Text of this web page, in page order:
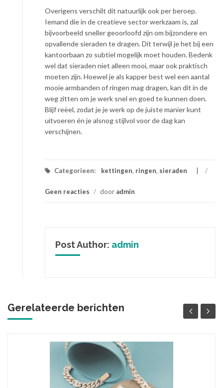
Overigens verschilt dit natuurlijk ook per beroep.
Iemand die in de creatieve sector werkzaam is, zal
bijvoorbeeld sneller geoorloofd zijn om bijzondere en
opvallende sieraden te dragen. Dit terwijl je het bij een
kantoorbaan zo subtiel mogelijk moet houden. Bedenk
wel dat sieraden niet alleen mooi, maar ook praktisch
moeten zijn. Hoewel je als kapper best wel een aantal
mooie armbanden of ringen mag dragen, kan dit in de
weg zitten om je werk snel en goed te kunnen doen.
Blijf reëel, zodat je je werk op de juiste manier kunt
uitvoeren én je alsnog stijlvol voor de dag kan
verschijnen.
Categorieen: kettingen, ringen, sieraden /
Geen reacties / door admin
Post Author: admin
Gerelateerde berichten